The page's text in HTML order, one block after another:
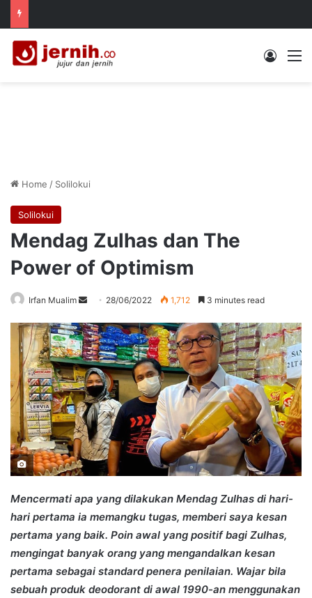
Log In
Home / Solilokui
Solilokui
Mendag Zulhas dan The
Power of Optimism
Irfan Mualim
Send
email
28/06/2022 1,712 3 minutes read
Mencermati apa yang dilakukan Mendag Zulhas di hari-
hari pertama ia memangku tugas, memberi saya kesan
pertama yang baik. Poin awal yang positif bagi Zulhas,
mengingat banyak orang yang mengandalkan kesan
pertama sebagai standard penera penilaian. Wajar bila
sebuah produk deodorant di awal 1990-an menggunakan